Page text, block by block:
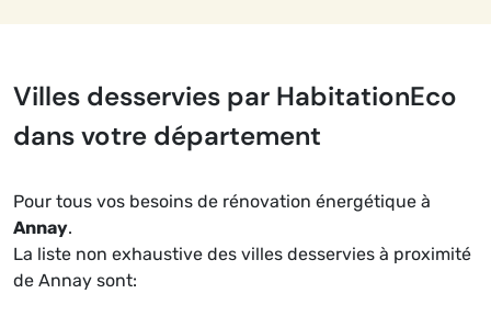
Villes desservies par HabitationEco
dans votre département
Pour tous vos besoins de rénovation énergétique à
Annay.
La liste non exhaustive des villes desservies à proximité
de Annay sont: